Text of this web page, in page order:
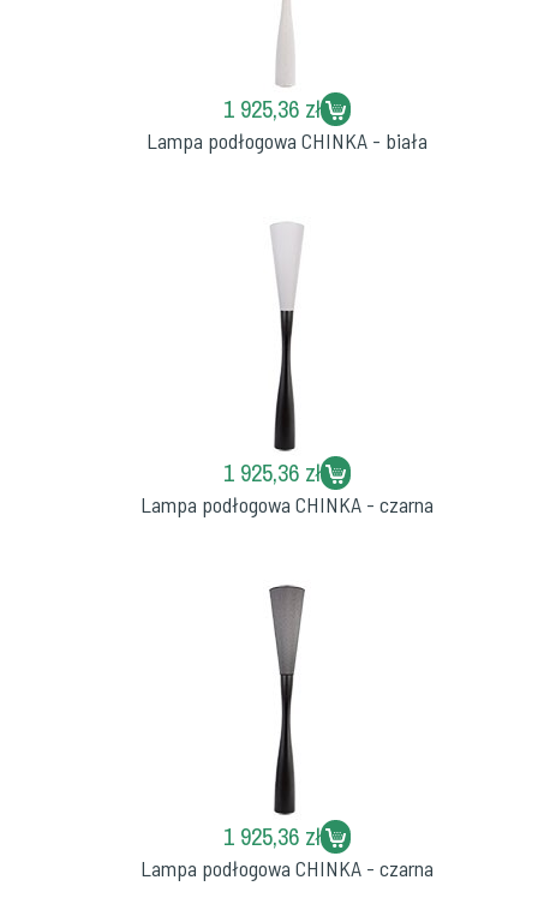
1 925,36 zł
Lampa podłogowa CHINKA - biała
1 925,36 zł
Lampa podłogowa CHINKA - czarna
1 925,36 zł
Lampa podłogowa CHINKA - czarna